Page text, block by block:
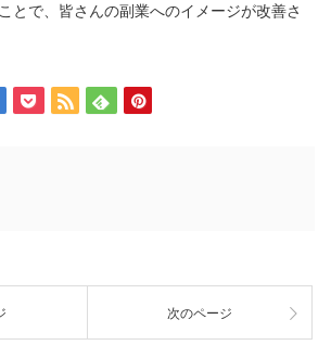
とで、皆さんの副業へのイメージが改善さ
次のページ